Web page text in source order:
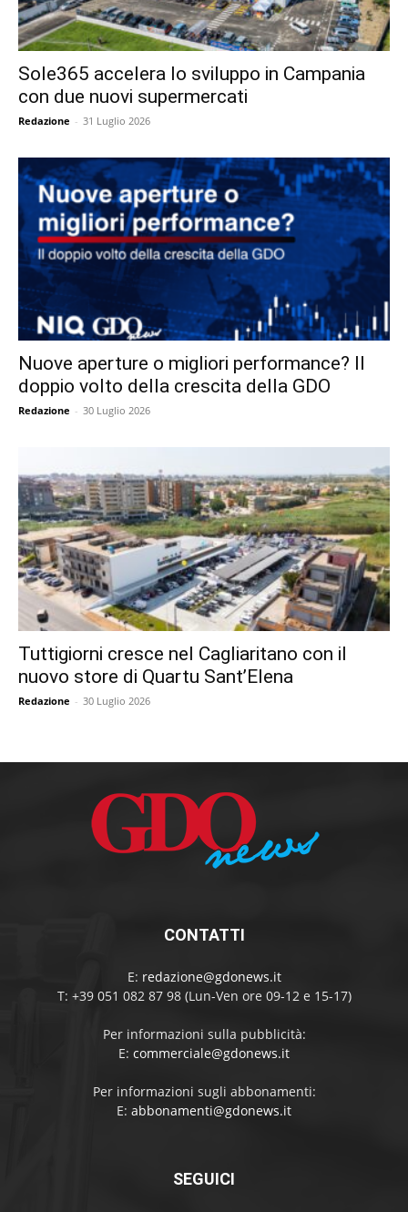
Sole365 accelera lo sviluppo in Campania
con due nuovi supermercati
Redazione - 31 Luglio 2026
Nuove aperture o migliori performance? Il
doppio volto della crescita della GDO
Redazione - 30 Luglio 2026
Tuttigiorni cresce nel Cagliaritano con il
nuovo store di Quartu Sant’Elena
Redazione - 30 Luglio 2026
CONTATTI
E: redazione@gdonews.it
T: +39 051 082 87 98 (Lun-Ven ore 09-12 e 15-17)
Per informazioni sulla pubblicità:
E: commerciale@gdonews.it
Per informazioni sugli abbonamenti:
E: abbonamenti@gdonews.it
SEGUICI